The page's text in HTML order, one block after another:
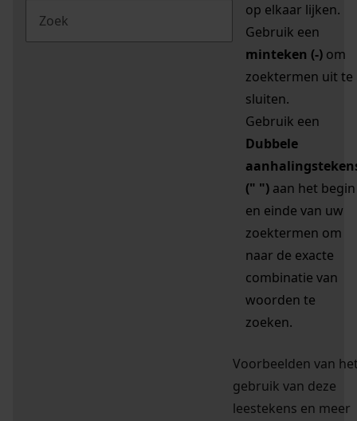
op elkaar lijken.
Gebruik een
minteken (-) om
zoektermen uit te
sluiten.
Gebruik een
Dubbele
(" ") aan het begin
en einde van uw
zoektermen om
naar de exacte
combinatie van
woorden te
zoeken.
Voorbeelden van
gebruik van deze
leestekens en meer